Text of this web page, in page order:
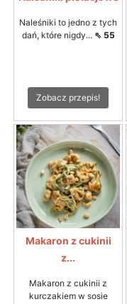
Naleśniki to jedno z tych
dań, które nigdy... ⇖ 55
Zobacz przepis!
Makaron z cukinii
z...
Makaron z cukinii z
kurczakiem w sosie